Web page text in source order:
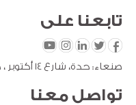
تابعنا على
صنعاء: حدة، شارع 14 أكتوبر ، جولة البشيري
تواصل معنا